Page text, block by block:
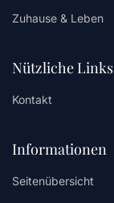
Zuhause & Leben
Nützliche Links
Kontakt
Informationen
Seitenübersicht